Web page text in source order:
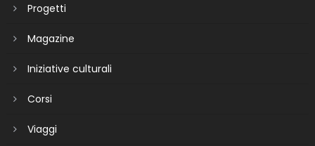
Progetti
Magazine
Iniziative culturali
Corsi
Viaggi